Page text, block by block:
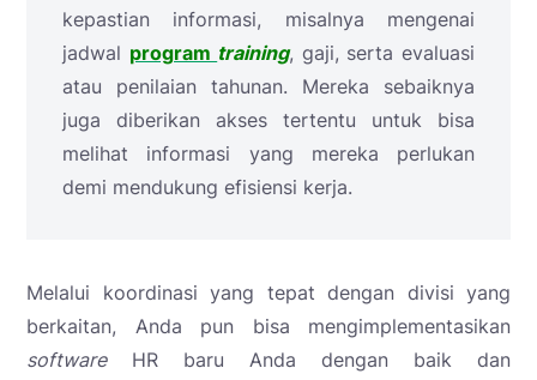
kepastian informasi, misalnya mengenai
jadwal program training, gaji, serta evaluasi
atau penilaian tahunan. Mereka sebaiknya
juga diberikan akses tertentu untuk bisa
melihat informasi yang mereka perlukan
demi mendukung efisiensi kerja.
Melalui koordinasi yang tepat dengan divisi yang
berkaitan, Anda pun bisa mengimplementasikan
softwareHR baru Anda dengan baik dan